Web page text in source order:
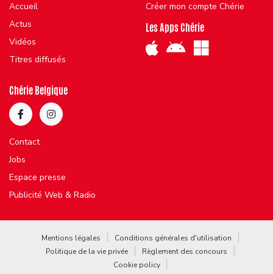
Accueil
Actus
Vidéos
Titres diffusés
Créer mon compte Chérie
Les Apps Chérie
Chérie Belgique
Contact
Jobs
Espace presse
Publicité Web & Radio
Mentions légales
Conditions générales d'utilisation
Politique de la vie privée
Règlement des concours
Cookie policy